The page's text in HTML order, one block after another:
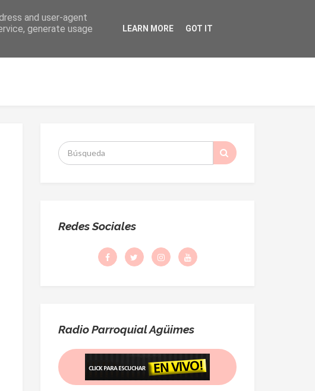
S
:
Redes Sociales
Radio Parroquial Agüimes
and user-agent
generate usage
LEARN MORE GOT IT